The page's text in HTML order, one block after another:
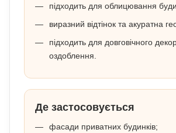
підходить для облицювання
виразний відтінок та акуратна
підходить для довговічного
оздоблення.
Де застосовується
фасади приватних будинків;